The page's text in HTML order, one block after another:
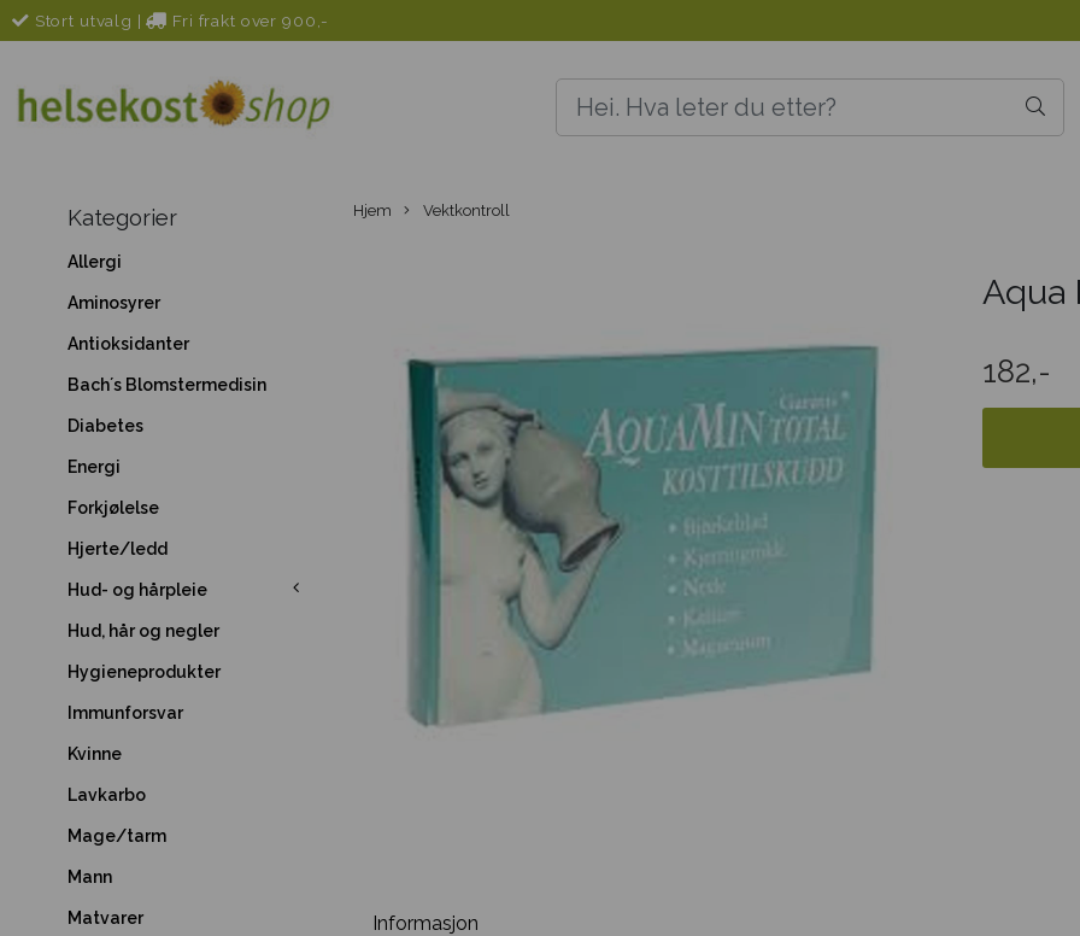
Stort utvalg | Fri frakt over 900,-
Kategorier
Allergi
Aminosyrer
Antioksidanter
Bach´s Blomstermedisin
Diabetes
Energi
Forkjølelse
Hjerte/ledd
Hud- og hårpleie
Hud, hår og negler
Hygieneprodukter
Immunforsvar
Kvinne
Lavkarbo
Mage/tarm
Mann
Matvarer
Hjem Vektkontroll
Aqua
182,-
Informasjon